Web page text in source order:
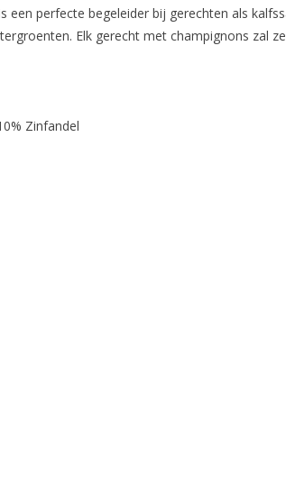
een perfecte begeleider bij gerechten als
Elk gerecht met champignons zal
Zinfandel